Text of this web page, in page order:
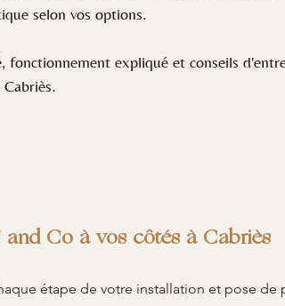
selon vos options.
expliqué et conseils
and Co à vos côtés à Cabriès
étape de votre installation et pose de